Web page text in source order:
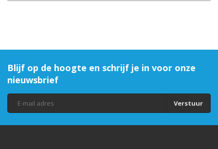
Blijf op de hoogte en schrijf je in voor onze
nieuwsbrief
Verstuur